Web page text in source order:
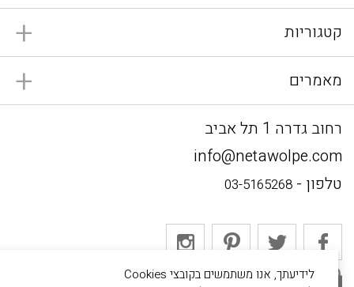
קטגוריות
מאמרים
רחוב גדרה 1 תל אביב
info@netawolpe.com
טלפון - 03-5165268
אתר מאובטח
לידיעתך, אנו משתמשים בקובצי Cookies